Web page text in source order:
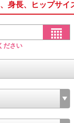
身長、ヒップサイ
ださい